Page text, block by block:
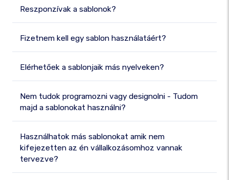
Reszponzívak a sablonok?
Fizetnem kell egy sablon használatáért?
Elérhetőek a sablonjaik más nyelveken?
Nem tudok programozni vagy designolni - Tudom
majd a sablonokat használni?
Használhatok más sablonokat amik nem
kifejezetten az én vállalkozásomhoz vannak
tervezve?